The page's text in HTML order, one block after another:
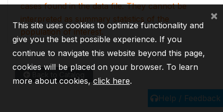
cases found in the data file. They cannot be
interpreted as summary statistics of the
population of interest.
Help / Feedback
This site uses cookies to optimize functionality and
give you the best possible experience. If you
continue to navigate this website beyond this page,
cookies will be placed on your browser. To learn
more about cookies, click here.
×